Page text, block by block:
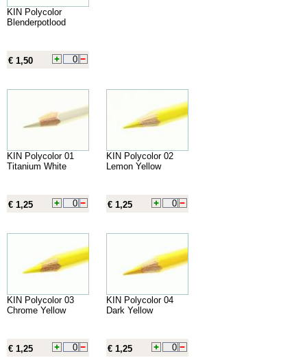
KIN Polycolor
Blenderpotlood
€ 1,50
KIN Polycolor 01
Titanium White
€ 1,25
KIN Polycolor 02
Lemon Yellow
€ 1,25
KIN Polycolor 03
Chrome Yellow
€ 1,25
KIN Polycolor 04
Dark Yellow
€ 1,25